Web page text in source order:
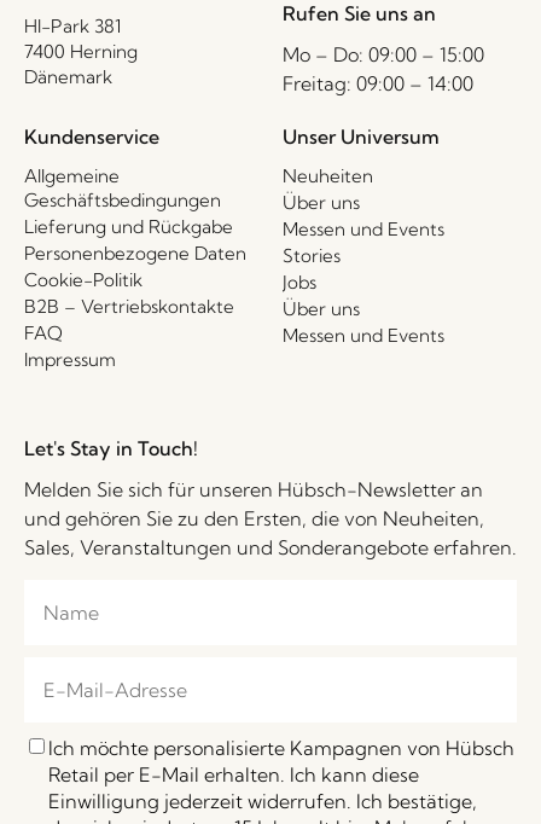
HI-Park 381
7400 Herning
Dänemark
Rufen Sie uns an
Mo – Do: 09:00 – 15:00
Freitag: 09:00 – 14:00
Kundenservice
Allgemeine
Geschäftsbedingungen
Lieferung und Rückgabe
Personenbezogene Daten
Cookie-Politik
B2B – Vertriebskontakte
FAQ
Impressum
Unser Universum
Neuheiten
Über uns
Messen und Events
Stories
Jobs
Über uns
Messen und Events
Let's Stay in Touch!
Melden Sie sich für unseren Hübsch-Newsletter an
und gehören Sie zu den Ersten, die von Neuheiten,
Sales, Veranstaltungen und Sonderangebote erfahren.
Ich möchte personalisierte Kampagnen von Hübsch
Retail per E-Mail erhalten. Ich kann diese
Einwilligung jederzeit widerrufen. Ich bestätige,